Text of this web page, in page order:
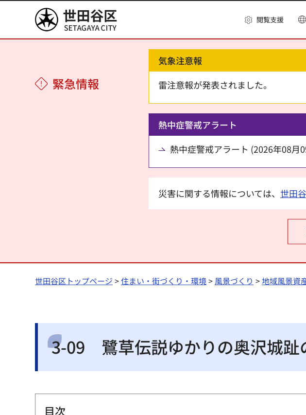
世田谷区 閲覧支援
緊急情報
気象注意報
雷注意報が発表されました。
熱中症警戒アラート
熱中症警戒アラート (2026年08月
災害に関する情報については、 世田
世田谷区トップページ >住まい・街づくり・環境> 風景づくり >地域風景資
3-09 鷺草伝説ゆかりの奥沢城趾
目次